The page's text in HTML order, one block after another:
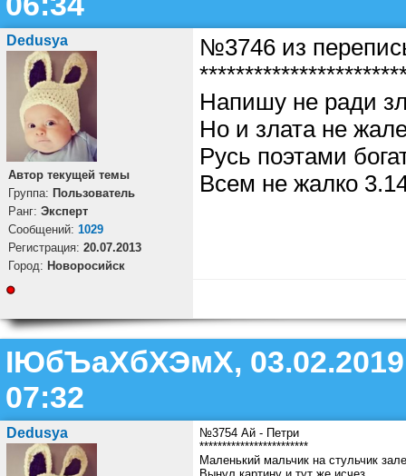
Dedusya
Автор текущей темы
Группа: Пользователь
Ранг: Эксперт
Cообщений: 1029
Регистрация: 20.07.2013
Город: Новоросийск
№3746 из
Напишу не ради
Но и злата не
Русь поэтами
Всем не жалко
ІЮбЪаХбХЭмХ,
07:32
Dedusya
№3754 Ай - Петри
************************
Маленький мальчик на стульчик